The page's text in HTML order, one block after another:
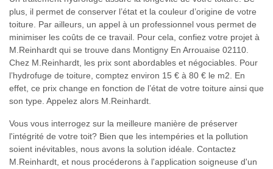
plus, il permet de conserver l’état et la couleur d’origine de votre
toiture. Par ailleurs, un appel à un professionnel vous permet de
minimiser les coûts de ce travail. Pour cela, confiez votre projet à
M.Reinhardt qui se trouve dans Montigny En Arrouaise 02110.
Chez M.Reinhardt, les prix sont abordables et négociables. Pour
l’hydrofuge de toiture, comptez environ 15 € à 80 € le m2. En
effet, ce prix change en fonction de l’état de votre toiture ainsi que
son type. Appelez alors M.Reinhardt.
Vous vous interrogez sur la meilleure manière de préserver
l'intégrité de votre toit? Bien que les intempéries et la pollution
soient inévitables, nous avons la solution idéale. Contactez
M.Reinhardt, et nous procéderons à l'application soigneuse d'un